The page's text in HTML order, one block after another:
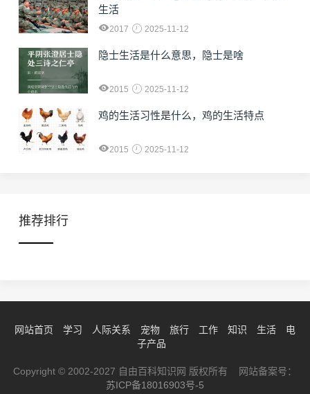
生活
2017 2025-11-12
隐士生活是什么意思，隐士是啥
2015 2025-11-12
鸡的生活习性是什么，鸡的生活特点
2015 2025-11-12
推荐排行
网站首页 学习 人际关系 宠物 旅行 工作 知识 生活
电
子产品
Copyright © 2002-2027 自由百科知识网 版权所有 网站备案号：
苏ICP备18016903号-5